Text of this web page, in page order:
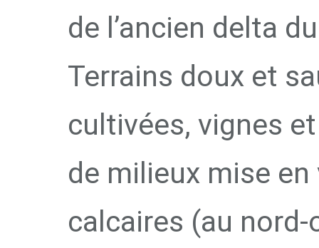
de l’ancien delta
Terrains doux et
cultivées, vignes
de milieux mise
calcaires (au